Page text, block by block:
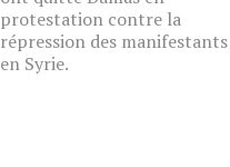
protestation contre la
répression des manifestants
en Syrie.